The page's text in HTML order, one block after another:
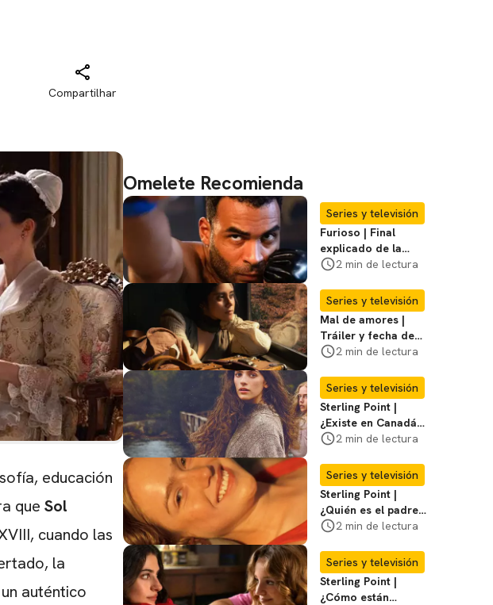
Compartilhar
educación
que Sol
cuando las
la
auténtico
Omelete Recomienda
Series y televisión
Furioso | Final
explicado de la
serie brasileña de
2 min de lectura
Series y televisión
Mal de amores |
Tráiler y fecha de
estreno de la nueva
2 min de lectura
Series y televisión
Sterling Point |
¿Existe en Canadá
la isla de la que
Entérate
2 min de lectura
Series y televisión
Sterling Point |
¿Quién es el padre
biológico de
decimos
2 min de lectura
Series y televisión
Sterling Point |
¿Cómo están